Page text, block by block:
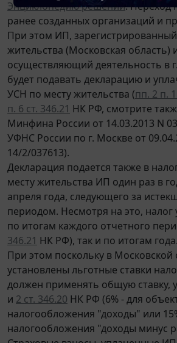
Энциклопедию решений. Переход
ранее созданных организаций и
При этом ИП,
жительства (Московская область)
осуществляющий деятельность в
будет подавать декларацию и
УСН по месту жительства (пп. 2 п.
п. 6 ст. 346.21 НК РФ, смотрите
Минфина России от 14.03.2013 N
УФНС России по г. Москве от
14/2/037613).
Декларация подается также в
месту жительства ИП один раз в
апреля года, следующего за
периодом. Несмотря на это, налог
по итогам каждого отчетного
346.21 НК РФ), так и по итогам года.
При этом поскольку в Московской
установлены льготные ставки
должен применять общую ставку,
и 2 ст. 346.20 НК РФ (6% - для
налогообложения "доходы" или
налогообложения "доходы минус